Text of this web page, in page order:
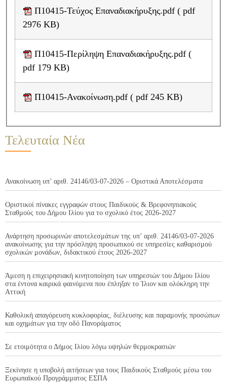
2976 KB)
pdf 179 KB)
Π10415-Ανακοίνωση.pdf ( pdf 245 KB)
Τελευταία Νέα
Ανακοίνωση υπ’ αριθ. 24146/03-07-2026 – Οριστικά Αποτελέσματα
Οριστικοί πίνακες εγγραφών στους Παιδικούς & Βρεφονηπιακούς
Σταθμούς του Δήμου Ιλίου για το σχολικό έτος 2026-2027
Ανάρτηση προσωρινών αποτελεσμάτων της υπ’ αριθ. 24146/03-07-2026
ανακοίνωσης για την πρόσληψη προσωπικού σε υπηρεσίες καθαρισμού
σχολικών μονάδων, διδακτικού έτους 2026-2027
Άμεση η επιχειρησιακή κινητοποίηση των υπηρεσιών του Δήμου Ιλίου
στα έντονα καιρικά φαινόμενα που έπληξαν το Ίλιον και ολόκληρη την
Αττική
Καθολική απαγόρευση κυκλοφορίας, διέλευσης και παραμονής προσώπων
και οχημάτων για την οδό Πανοράματος
Σε ετοιμότητα ο Δήμος Ιλίου λόγω υψηλών θερμοκρασιών
Ξεκίνησε η υποβολή αιτήσεων για τους Παιδικούς Σταθμούς μέσω του
Ευρωπαϊκού Προγράμματος ΕΣΠΑ